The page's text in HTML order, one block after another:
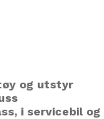
og utstyr
i servicebil